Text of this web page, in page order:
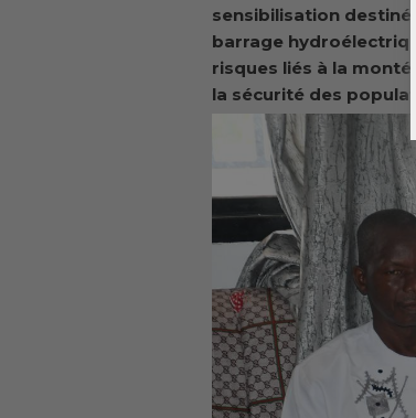
sensibilisation
barrage
risques liés à la
la sécurité des